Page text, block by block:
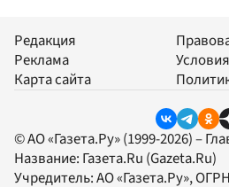
Редакция
Реклама
Карта сайта
© АО «Газета.Ру» (1999-2026) –
Название: Газета.Ru (Gazeta.Ru)
Учредитель:АО «Газета.Ру»,